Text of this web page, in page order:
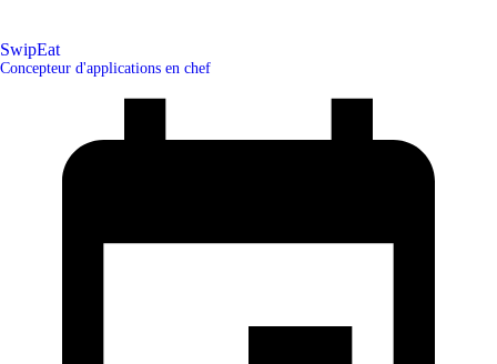
SwipEat
Concepteur d'applications en chef